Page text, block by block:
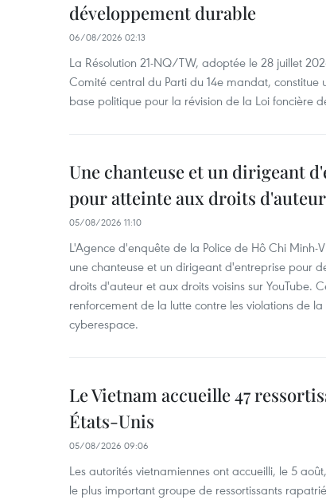
développement durable
06/08/2026 02:13
La Résolution 21-NQ/TW, adoptée le 28 juillet
Comité central du Parti du 14e mandat,
base politique pour la révision de la Loi foncière
Une chanteuse et un dirigeant
pour atteinte aux droits
05/08/2026 11:10
L'Agence d'enquête de la Police de Hô Chi Minh-
une chanteuse et un dirigeant d'entreprise pour
droits d'auteur et aux droits voisins sur YouTube.
renforcement de la lutte contre les violations de
cyberespace.
Le Vietnam accueille 47
États-Unis
05/08/2026 09:06
Les autorités vietnamiennes ont accueilli, le 5
le plus important groupe de ressortissants